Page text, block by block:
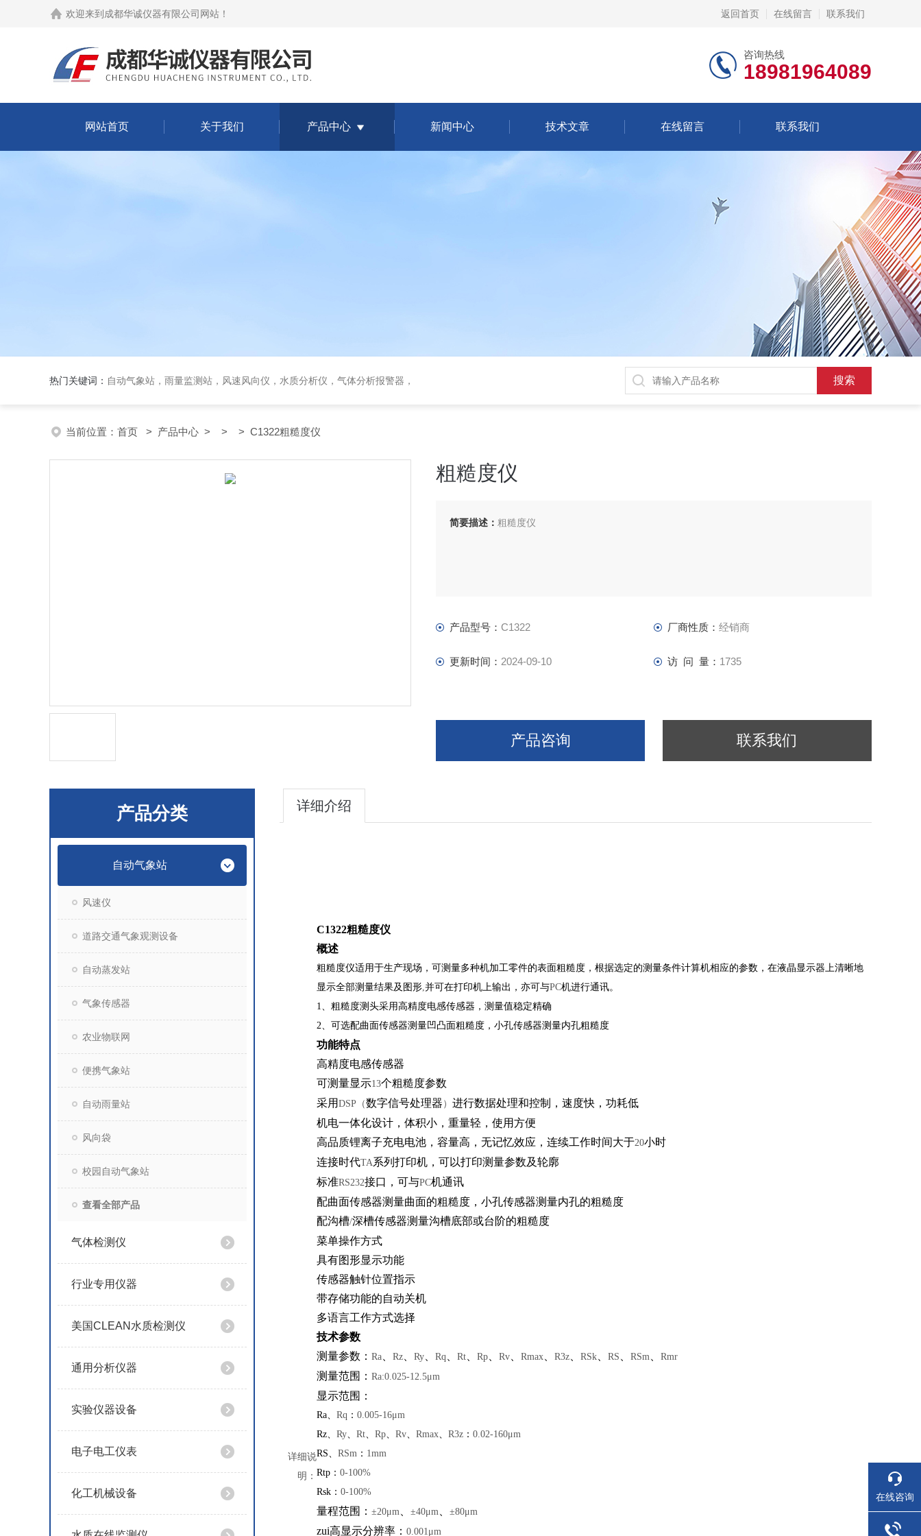
欢迎来到 成都华诚仪器有限公司网站 ！ 返回首页 在线留言 联系我们
咨询热线
18981964089
网站首页 关于我们 产品中心 新闻中心 技术文章 在线留言 联系我们
热门关键词： 自动气象站，雨量监测站，风速风向仪，水质分析仪，气体分析报警器，
当前位置： 首页 > 产品中心 > > > C1322粗糙度仪
粗糙度仪
简要描述： 粗糙度仪
产品型号： C1322 厂商性质： 经销商
更新时间： 2024-09-10 访 问 量： 1735
产品咨询 联系我们
产品分类
自动气象站
风速仪
道路交通气象观测设备
自动蒸发站
气象传感器
农业物联网
便携气象站
自动雨量站
风向袋
校园自动气象站
查看全部产品
气体检测仪
行业专用仪器
美国CLEAN水质检测仪
通用分析仪器
实验仪器设备
电子电工仪表
化工机械设备
详细介绍
详细说
明：
C1322粗糙度仪
概述
粗糙度仪适用于生产现场，可测量多种机加工零件的表面粗糙度，根据选定的测量条件计算机相应的参数，在液晶显示器上清晰地
显示全部测量结果及图形,并可在打印机上输出，亦可与PC机进行通讯。
1、粗糙度测头采用高精度电感传感器，测量值稳定精确
2、可选配曲面传感器测量凹凸面粗糙度，小孔传感器测量内孔粗糙度
功能特点
高精度电感传感器
可测量显示13个粗糙度参数
采用 DSP（数字信号处理器 ） 进行数据处理和控制，速度快，功耗低
机电一体化设计，体积小，重量轻，使用方便
高品质锂离子充电电池，容量高，无记忆效应，连续工作时间大于20小时
连接时代TA系列打印机，可以打印测量参数及轮廓
标准RS232接口，可与PC机通讯
配曲面传感器测量曲面的粗糙度，小孔传感器测量内孔的粗糙度
配沟槽/深槽传感器测量沟槽底部或台阶的粗糙度
菜单操作方式
具有图形显示功能
传感器触针位置指示
带存储功能的自动关机
多语言工作方式选择
技术参数
测量参数： Ra Rz Ry Rq Rt Rp Rv Rmax R3z RSk RS RSm Rmr
测量范围： Ra:0.025-12.5μm
显示范围：
Ra、 Rq ： 0.005-16μm
Rz、 Ry、 Rt、 Rp、 Rv、 Rmax、 R3z ： 0.02-160μm
RS、 RSm ： 1mm
Rtp ： 0-100%
Rsk ： 0-100%
量程范围： ±20μm ±40μm ±80μm
zui高显示分辨率： 0.001μm
在线咨询